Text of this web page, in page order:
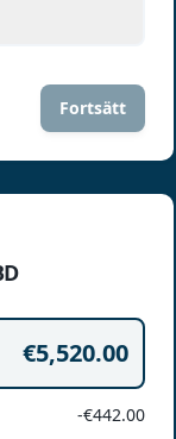
Fortsätt
€5,520.00
-€442.00